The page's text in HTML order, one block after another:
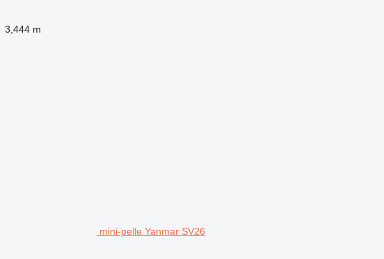
3,444 m
mini-pelle Yanmar SV26